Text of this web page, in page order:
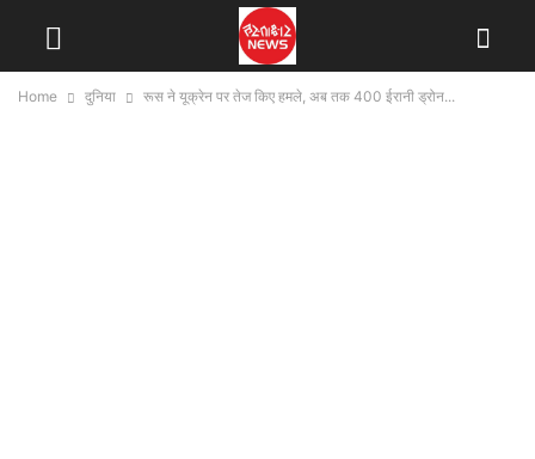
Home दुनिया रूस ने यूक्रेन पर तेज किए हमले, अब तक 400 ईरानी ड्रोन...